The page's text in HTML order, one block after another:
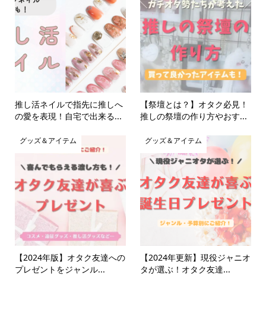
推し活ネイルで指先に推しへ
の愛を表現！自宅で出来る...
【祭壇とは？】オタク必見！
推しの祭壇の作り方やおす...
グッズ＆アイテム
【2024年版】オタク友達への
プレゼントをジャンル...
グッズ＆アイテム
【2024年更新】現役ジャニオ
タが選ぶ！オタク友達...